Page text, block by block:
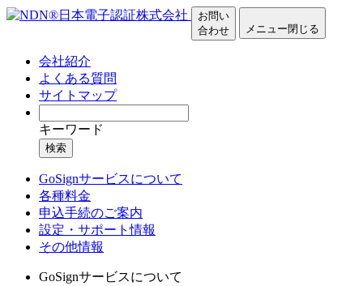
お問い
合わせ
メニュー閉じる
会社紹介
よくある質問
サイトマップ
キーワード
検索
GoSignサービスについて
各種料金
申込手続のご案内
設定・サポート情報
その他情報
GoSignサービスについて